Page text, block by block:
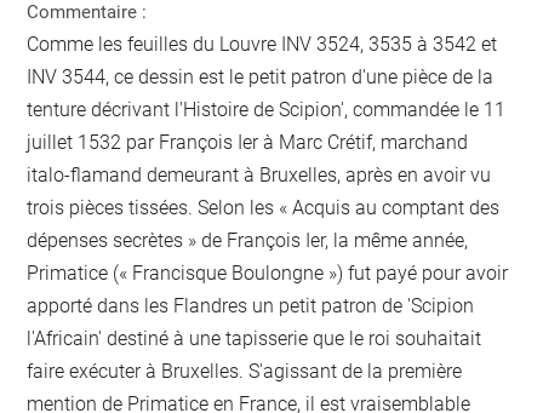
Commentaire :
Comme les feuilles du Louvre INV 3524, 3535 à 3542 et
INV 3544, ce dessin est le petit patron d'une pièce de la
tenture décrivant l'Histoire de Scipion', commandée le 11
juillet 1532 par François Ier à Marc Crétif, marchand
italo-flamand demeurant à Bruxelles, après en avoir vu
trois pièces tissées. Selon les « Acquis au comptant des
dépenses secrètes » de François Ier, la même année,
Primatice (« Francisque Boulongne ») fut payé pour avoir
apporté dans les Flandres un petit patron de 'Scipion
l'Africain' destiné à une tapisserie que le roi souhaitait
faire exécuter à Bruxelles. S'agissant de la première
mention de Primatice en France, il est vraisemblable